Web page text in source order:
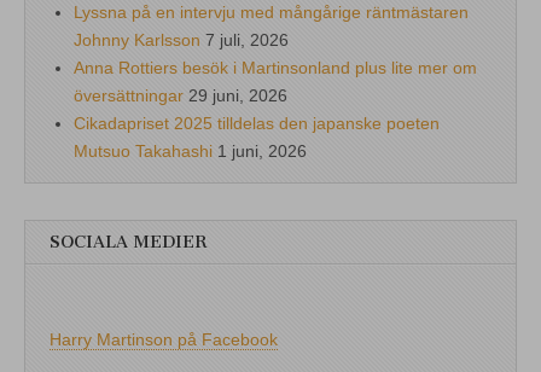
Lyssna på en intervju med mångårige räntmästaren
Johnny Karlsson 7 juli, 2026
Anna Rottiers besök i Martinsonland plus lite mer om
översättningar 29 juni, 2026
Cikadapriset 2025 tilldelas den japanske poeten
Mutsuo Takahashi 1 juni, 2026
SOCIALA MEDIER
Harry Martinson på Facebook